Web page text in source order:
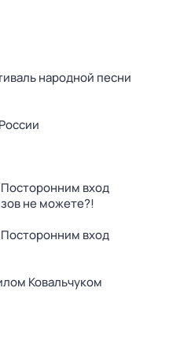
народной песни
вход
не можете?!
вход
Ковальчуком